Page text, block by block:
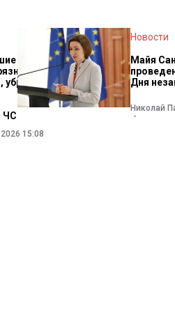
ЧС
15:08
Новости
Майя
Дня
Николай